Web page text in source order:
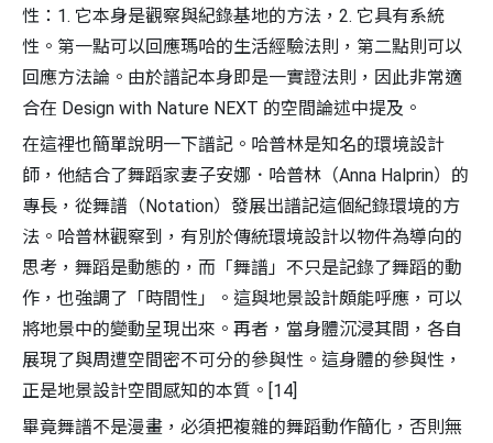
性：1. 它本身是觀察與紀錄基地的方法，2. 它具有系統
性。第一點可以回應瑪哈的生活經驗法則，第二點則可以
回應方法論。由於譜記本身即是一實證法則，因此非常適
合在 Design with Nature NEXT 的空間論述中提及。
在這裡也簡單說明一下譜記。哈普林是知名的環境設計
師，他結合了舞蹈家妻子安娜．哈普林（Anna Halprin）的
專長，從舞譜（Notation）發展出譜記這個紀錄環境的方
法。哈普林觀察到，有別於傳統環境設計以物件為導向的
思考，舞蹈是動態的，而「舞譜」不只是記錄了舞蹈的動
作，也強調了「時間性」。這與地景設計頗能呼應，可以
將地景中的變動呈現出來。再者，當身體沉浸其間，各自
展現了與周遭空間密不可分的參與性。這身體的參與性，
正是地景設計空間感知的本質。[14]
畢竟舞譜不是漫畫，必須把複雜的舞蹈動作簡化，否則無